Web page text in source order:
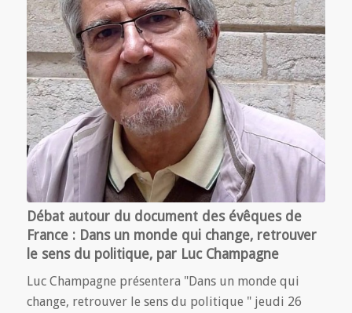
Débat autour du document des évêques de
France : Dans un monde qui change, retrouver
le sens du politique, par Luc Champagne
Luc Champagne présentera "Dans un monde qui
change, retrouver le sens du politique " jeudi 26